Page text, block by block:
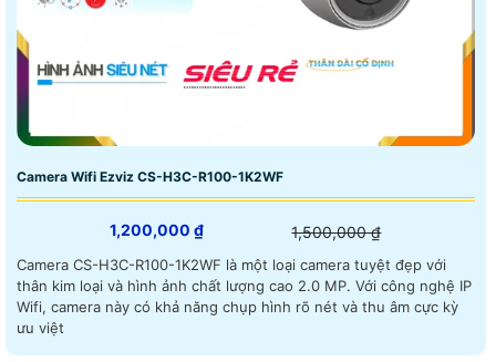
Camera Wifi Ezviz CS-H3C-R100-1K2WF
1,200,000 ₫ 1,500,000 ₫
Camera CS-H3C-R100-1K2WF là một loại camera tuyệt đẹp với
thân kim loại và hình ảnh chất lượng cao 2.0 MP. Với công nghệ IP
Wifi, camera này có khả năng chụp hình rõ nét và thu âm cực kỳ
ưu việt